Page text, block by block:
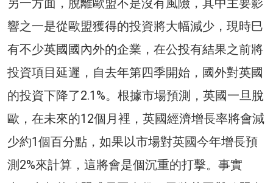
另一方面，脫離歐盟不是沒有風險，其中主要影
響之一是從歐盟獲得的投資將大幅減少，現時巳
有不少英國國內外的企業，在公投有結果之前將
投資項目延遲，自去年第四季開始，國外對英國
的投資下降了2.1%。根據市場預測，英國一旦脫
歐，在未來的12個月裡，英國經濟增長率將會減
少約1個百分點，如果以市場對英國今年增長預
測2%來計算，這將會是個沉重的打擊。事實